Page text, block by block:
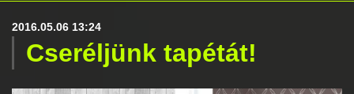
2016.05.06 13:24
Cseréljünk tapétát!